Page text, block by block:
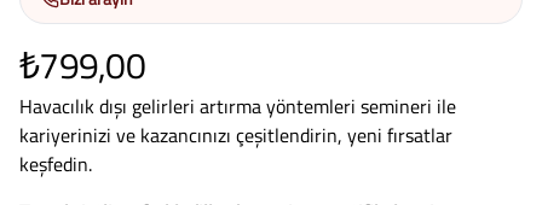
₺799,00
Havacılık dışı gelirleri artırma yöntemleri semineri ile
kariyerinizi ve kazancınızı çeşitlendirin, yeni fırsatlar
keşfedin.